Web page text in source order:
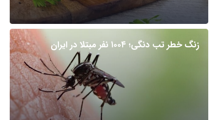
زنگ خطر تب دنگی؛ ۱۰۰۴ نفر مبتلا در ایران